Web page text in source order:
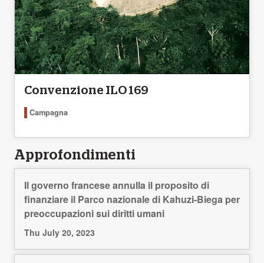
Convenzione ILO 169
Campagna
Approfondimenti
Il governo francese annulla il proposito di
finanziare il Parco nazionale di Kahuzi-Biega per
preoccupazioni sui diritti umani
Thu July 20, 2023